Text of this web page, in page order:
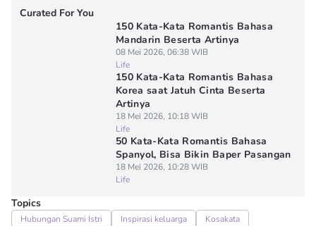
Curated For You
150 Kata-Kata Romantis Bahasa
Mandarin Beserta Artinya
08 Mei 2026, 06:38 WIB
Life
150 Kata-Kata Romantis Bahasa
Korea saat Jatuh Cinta Beserta
Artinya
18 Mei 2026, 10:18 WIB
Life
50 Kata-Kata Romantis Bahasa
Spanyol, Bisa Bikin Baper Pasangan
18 Mei 2026, 10:28 WIB
Life
Topics
Hubungan Suami Istri Inspirasi keluarga
Kosakata